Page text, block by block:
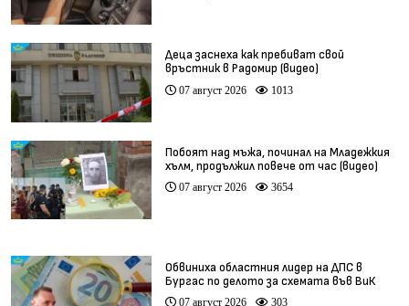
Деца заснеха как пребиват свой
връстник в Радомир (видео)
07 август 2026 1013
Побоят над мъжа, починал на Младежкия
хълм, продължил повече от час (видео)
07 август 2026 3654
Обвиниха областния лидер на ДПС в
Бургас по делото за схемата във ВиК
07 август 2026 303